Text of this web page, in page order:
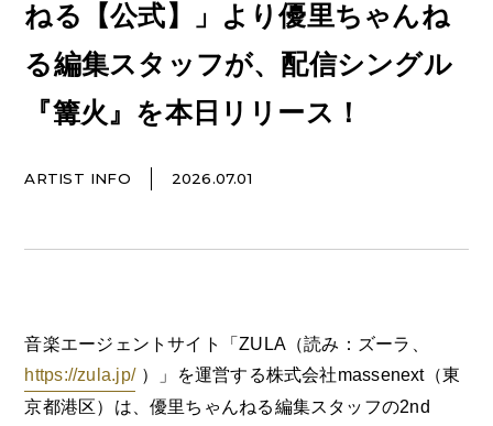
ねる【公式】」より優里ちゃんね
る編集スタッフが、配信シングル
『篝火』を本日リリース！
ARTIST INFO 2026.07.01
音楽エージェントサイト「ZULA（読み：ズーラ、
https://zula.jp/）」を運営する株式会社massenext（東
京都港区）は、優里ちゃんねる編集スタッフの2nd